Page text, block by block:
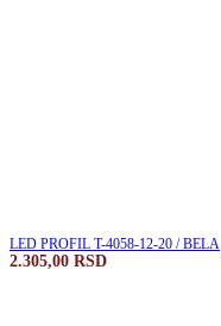
LED PROFIL T-4058-12-20 / BELA
2.305,00 RSD